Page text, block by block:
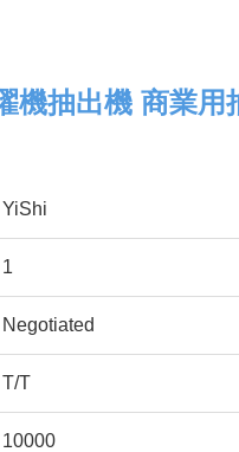
機抽出機 商業用
YiShi
1
Negotiated
T/T
10000